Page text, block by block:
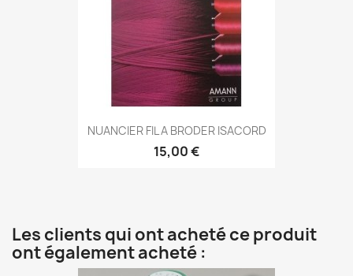
NUANCIER FIL A BRODER ISACORD
15,00 €
Les clients qui ont acheté ce produit
ont également acheté :